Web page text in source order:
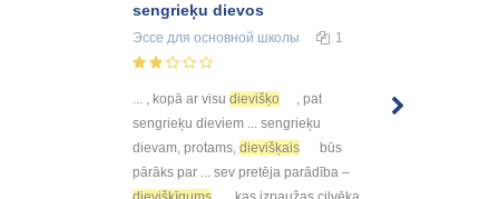
sengrieķu dievos
Эссе для основной школы 1
... , kopā ar visu dievišķo
, pat
sengrieķu dieviem ... sengrieķu
dievam, protams, dievišķais
būs
pārāks par ... sev pretēja parādība –